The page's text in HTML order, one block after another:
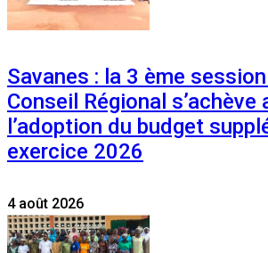
Savanes : la 3 ème
Conseil Régional s’achève
l’adoption du budget
exercice 2026
4 août 2026